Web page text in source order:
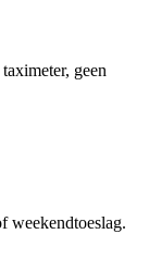
geen
weekendtoeslag.